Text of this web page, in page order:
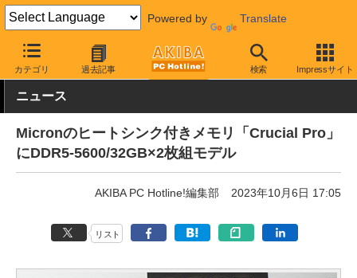
Powered by Translate
カテゴリ 過去記事 検索 Impressサイト
AKIBA PC Hotline! PCパーツ メモリ DDR5メモリ
ニュース
Micronのヒートシンク付きメモリ「Crucial Pro」
にDDR5-5600/32GB×2枚組モデル
AKIBA PC Hotline!編集部 2023年10月6日 17:05
リスト